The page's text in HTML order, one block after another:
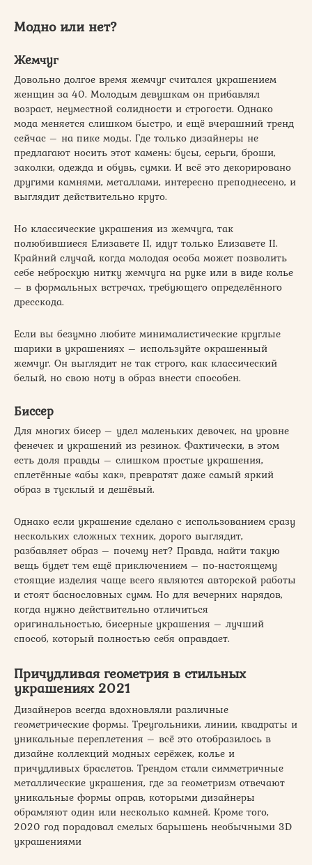
Модно или нет?
Жемчуг
Довольно долгое время жемчуг считался украшением
женщин за 40. Молодым девушкам он прибавлял
возраст, неуместной солидности и строгости. Однако
мода меняется слишком быстро, и ещё вчерашний тренд
сейчас – на пике моды. Где только дизайнеры не
предлагают носить этот камень: бусы, серьги, броши,
заколки, одежда и обувь, сумки. И всё это декорировано
другими камнями, металлами, интересно преподнесено, и
выглядит действительно круто.
Но классические украшения из жемчуга, так
полюбившиеся Елизавете II, идут только Елизавете II.
Крайний случай, когда молодая особа может позволить
себе неброскую нитку жемчуга на руке или в виде колье
– в формальных встречах, требующего определённого
дресскода.
Если вы безумно любите минималистические круглые
шарики в украшениях – используйте окрашенный
жемчуг. Он выглядит не так строго, как классический
белый, но свою ноту в образ внести способен.
Биссер
Для многих бисер – удел маленьких девочек, на уровне
фенечек и украшений из резинок. Фактически, в этом
есть доля правды – слишком простые украшения,
сплетённые «абы как», превратят даже самый яркий
образ в тусклый и дешёвый.
Однако если украшение сделано с использованием сразу
нескольких сложных техник, дорого выглядит,
разбавляет образ – почему нет? Правда, найти такую
вещь будет тем ещё приключением – по-настоящему
стоящие изделия чаще всего являются авторской работы
и стоят баснословных сумм. Но для вечерних нарядов,
когда нужно действительно отличиться
оригинальностью, бисерные украшения – лучший
способ, который полностью себя оправдает.
Причудливая геометрия в стильных
украшениях 2021
Дизайнеров всегда вдохновляли различные
геометрические формы. Треугольники, линии, квадраты и
уникальные переплетения – всё это отобразилось в
дизайне коллекций модных серёжек, колье и
причудливых браслетов. Трендом стали симметричные
металлические украшения, где за геометризм отвечают
уникальные формы оправ, которыми дизайнеры
обрамляют один или несколько камней. Кроме того,
2020 год порадовал смелых барышень необычными 3D
украшениями